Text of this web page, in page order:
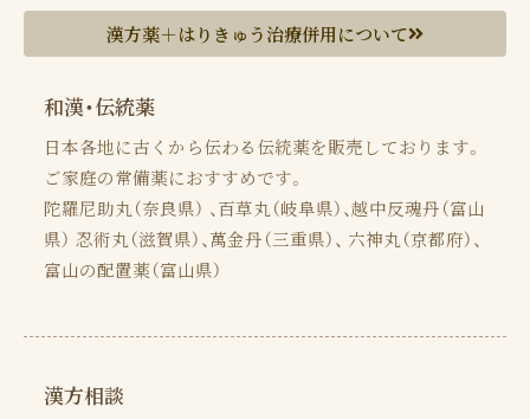
漢方薬＋はりきゅう治療併用について
和漢・伝統薬
日本各地に古くから伝わる伝統薬を販売しております。
ご家庭の常備薬におすすめです。
陀羅尼助丸（奈良県） 、百草丸（岐阜県）、越中反魂丹（富山
県） 忍術丸（滋賀県）、萬金丹（三重県）、 六神丸（京都府）、
富山の配置薬（富山県）
漢方相談